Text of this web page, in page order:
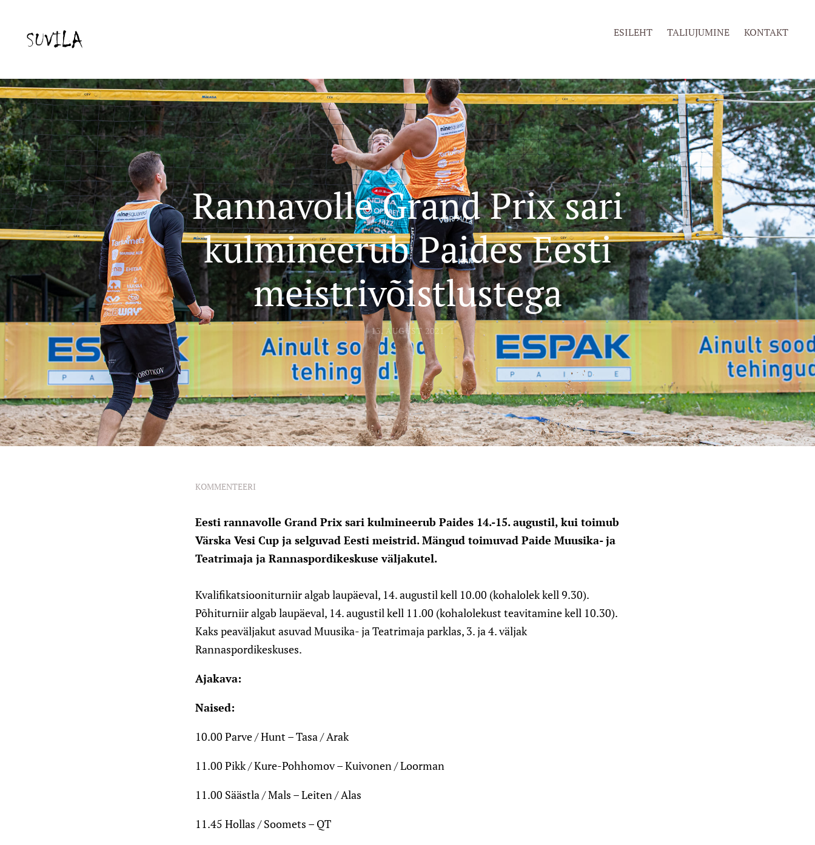
ESILEHT TALIUJUMINE KONTAKT
Rannavolle Grand Prix sari
kulmineerub Paides Eesti
meistrivõistlustega
13. AUGUST 2021
KOMMENTEERI
Eesti rannavolle Grand Prix sari kulmineerub Paides 14.-15. augustil, kui toimub
Värska Vesi Cup ja selguvad Eesti meistrid. Mängud toimuvad Paide Muusika- ja
Teatrimaja ja Rannaspordikeskuse väljakutel.
Kvalifikatsiooniturniir algab laupäeval, 14. augustil kell 10.00 (kohalolek kell 9.30).
Põhiturniir algab laupäeval, 14. augustil kell 11.00 (kohalolekust teavitamine kell 10.30).
Kaks peaväljakut asuvad Muusika- ja Teatrimaja parklas, 3. ja 4. väljak
Rannaspordikeskuses.
Ajakava:
Naised:
10.00 Parve / Hunt – Tasa / Arak
11.00 Pikk / Kure-Pohhomov – Kuivonen / Loorman
11.00 Säästla / Mals – Leiten / Alas
11.45 Hollas / Soomets – QT